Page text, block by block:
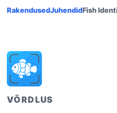
RakendusedJuhendidFish
VÕRDLUS